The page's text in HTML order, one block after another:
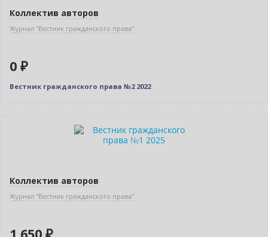
Коллектив авторов
Журнал "Вестник гражданского права"
0 ₽
Вестник гражданского права №2 2022
Коллектив авторов
Журнал "Вестник гражданского права"